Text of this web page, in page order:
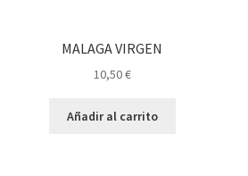
MALAGA VIRGEN
10,50€
Añadir al carrito